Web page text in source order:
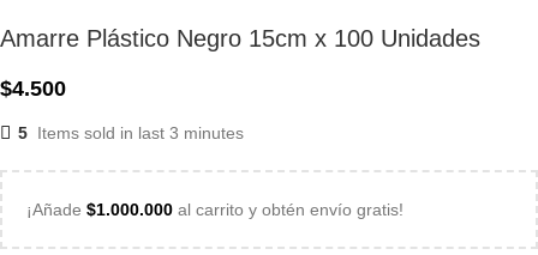
Amarre Plástico Negro 15cm x 100 Unidades
$4.500
5 Items sold in last 3 minutes
¡Añade $1.000.000 al carrito y obtén envío gratis!